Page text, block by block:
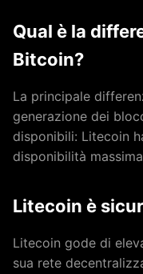
Qual è la
Bitcoin?
La principale
generazione dei
disponibili: Litecoin
disponibilità
Litecoin è
Litecoin gode di
sua rete